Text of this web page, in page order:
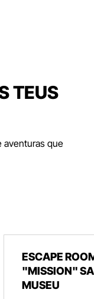
TEUS
aventuras que
ESCAPE
"MISSION"
MUSEU